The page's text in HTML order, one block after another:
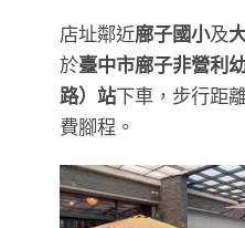
店址鄰近廍子國小及
於臺中市廍子非營利
路）站下車，步行距
費腳程。